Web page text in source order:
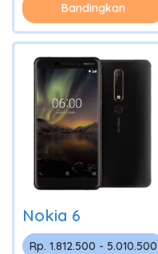
Bandingkan
Nokia 6
Rp. 1.812.500 - 5.010.500